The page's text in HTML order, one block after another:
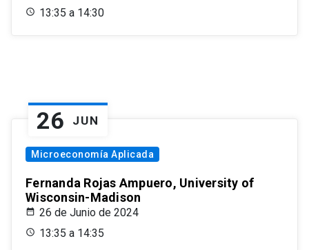
13:35 a 14:30
26 JUN
Microeconomía Aplicada
Fernanda Rojas Ampuero, University of
Wisconsin-Madison
26 de Junio de 2024
13:35 a 14:35